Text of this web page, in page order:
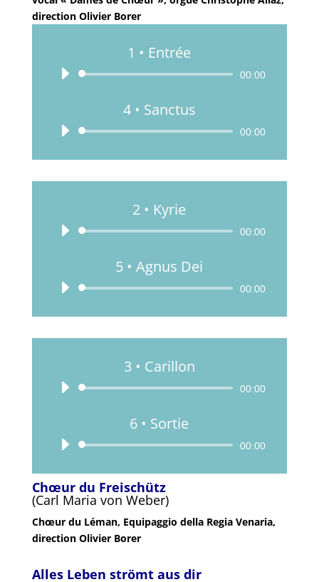
direction Olivier Borer
1 • Entrée
Lecteur
00:00
4 • Sanctus
Lecteur
00:00
2 • Kyrie
Lecteur
00:00
5 • Agnus Dei
Lecteur
00:00
3 • Carillon
Lecteur
00:00
6 • Sortie
Lecteur
00:00
Chœur du Freischütz
(Carl Maria von Weber)
Chœur du Léman, Equipaggio della Regia Venaria,
direction Olivier Borer
Alles Leben strömt aus dir